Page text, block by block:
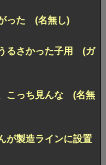
った (名無し)
るさかった子用 (ガ
こっち見んな (名無
が製造ラインに設置